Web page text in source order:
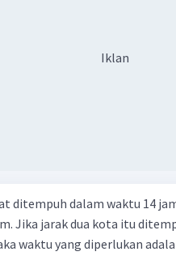
Iklan
ditempuh dalam waktu 14
Jika jarak dua kota itu
diperlukan adalah .... a. 9 jam b. 12 jam